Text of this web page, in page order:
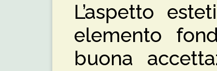
L’aspetto
elemento
buona